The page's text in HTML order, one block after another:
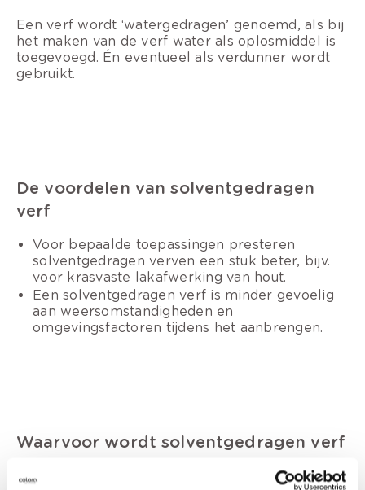
Een verf wordt ‘watergedragen’ genoemd, als bij
het maken van de verf water als oplosmiddel is
toegevoegd. Én eventueel als verdunner wordt
gebruikt.
De voordelen van solventgedragen
verf
Voor bepaalde toepassingen presteren
solventgedragen verven een stuk beter, bijv.
voor krasvaste lakafwerking van hout.
Een solventgedragen verf is minder gevoelig
aan weersomstandigheden en
omgevingsfactoren tijdens het aanbrengen.
Waarvoor wordt solventgedragen verf